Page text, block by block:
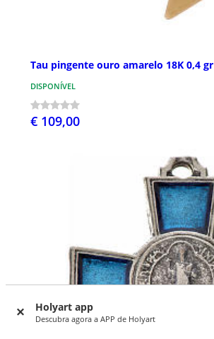
Holyart app
Descubra agora a APP de Holyart
Tau pingente ouro amarelo 18K 0,4 gr
DISPONÍVEL
€ 109,00